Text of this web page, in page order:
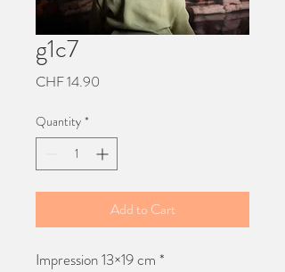
g1c7
CHF 14.90
Quantity *
Add to Cart
Impression 13×19 cm *